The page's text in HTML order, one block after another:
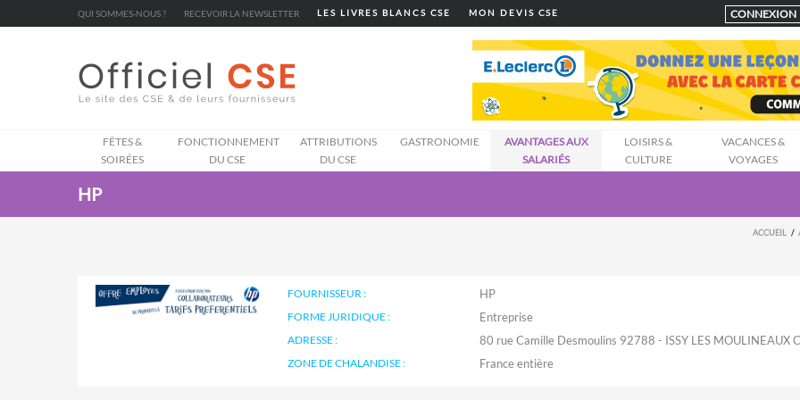
QUI SOMMES-NOUS ? RECEVOIR LA NEWSLETTER LES LIVRES BLANCS CSE MON DEVIS CSE CONNEXION
FÊTES &
SOIRÉES
FONCTIONNEMENT
DU CSE
ATTRIBUTIONS
DU CSE
GASTRONOMIE
AVANTAGES AUX
SALARIÉS
LOISIRS &
CULTURE
VACANCES &
VOYAGES
HP
ACCUEIL
FOURNISSEUR : HP
FORME JURIDIQUE : Entreprise
ADRESSE : 80 rue Camille Desmoulins 92788 - ISSY LES MOULINEAUX
ZONE DE CHALANDISE :
Cookies management panel